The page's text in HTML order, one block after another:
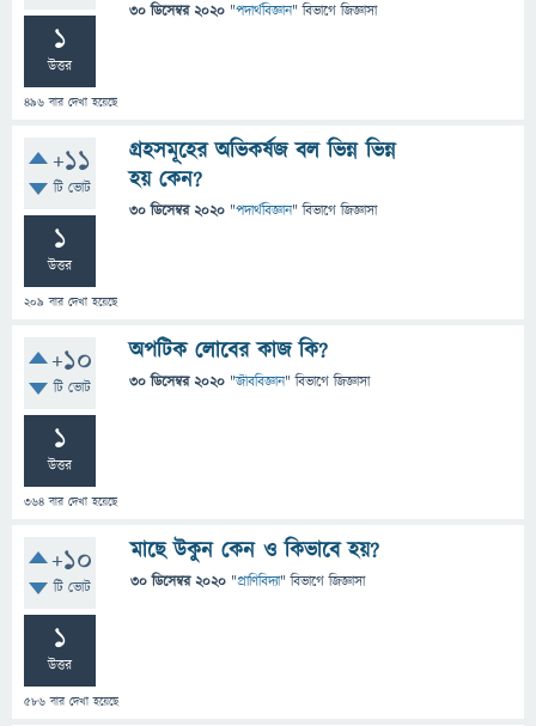
1
উত্তর
496 বার দেখা হয়েছে
30 ডিসেম্বর 2020 "পদার্থবিজ্ঞান" বিভাগে জিজ্ঞাসা
+11
টি ভোট
1
উত্তর
209 বার দেখা হয়েছে
গ্রহসমূহের অভিকর্ষজ বল ভিন্ন ভিন্ন
হয় কেন?
30 ডিসেম্বর 2020 "পদার্থবিজ্ঞান" বিভাগে জিজ্ঞাসা
+10
টি ভোট
1
উত্তর
364 বার দেখা হয়েছে
অপটিক লোবের কাজ কি?
30 ডিসেম্বর 2020 "জীববিজ্ঞান" বিভাগে জিজ্ঞাসা
+10
টি ভোট
1
উত্তর
586 বার দেখা হয়েছে
মাছে উকুন কেন ও কিভাবে হয়?
30 ডিসেম্বর 2020 "প্রাণিবিদ্যা" বিভাগে জিজ্ঞাসা